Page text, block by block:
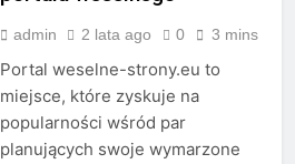
admin 2 lata ago 0 3 mins
Portal weselne-strony.eu to
miejsce, które zyskuje na
popularności wśród par
planujących swoje wymarzone